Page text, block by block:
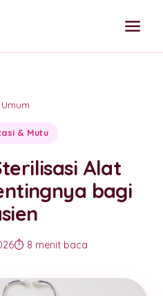
& Mutu
Alat
bagi
⏱️ 8 menit baca